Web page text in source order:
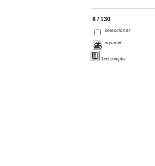
8 / 130
seleccionar
imprimir
Text complet